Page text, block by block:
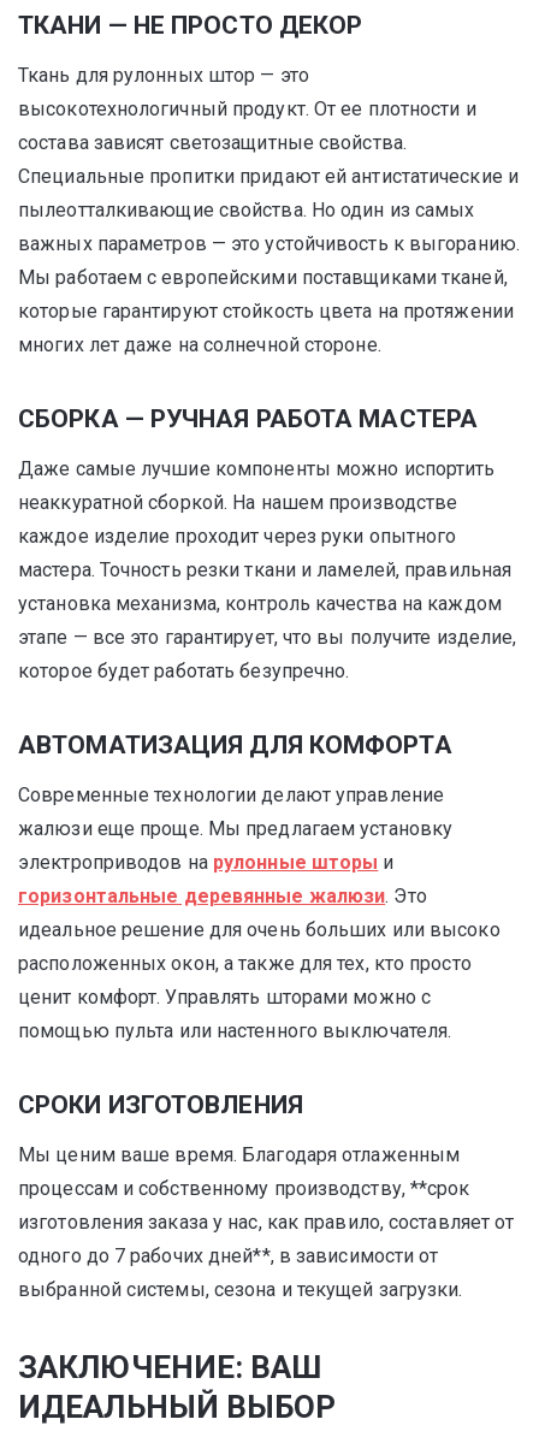
ТКАНИ — НЕ ПРОСТО ДЕКОР
Ткань для рулонных штор — это
высокотехнологичный продукт. От ее плотности и
состава зависят светозащитные свойства.
Специальные пропитки придают ей антистатические и
пылеотталкивающие свойства. Но один из самых
важных параметров — это устойчивость к выгоранию.
Мы работаем с европейскими поставщиками тканей,
которые гарантируют стойкость цвета на протяжении
многих лет даже на солнечной стороне.
СБОРКА — РУЧНАЯ РАБОТА МАСТЕРА
Даже самые лучшие компоненты можно испортить
неаккуратной сборкой. На нашем производстве
каждое изделие проходит через руки опытного
мастера. Точность резки ткани и ламелей, правильная
установка механизма, контроль качества на каждом
этапе — все это гарантирует, что вы получите изделие,
которое будет работать безупречно.
АВТОМАТИЗАЦИЯ ДЛЯ КОМФОРТА
Современные технологии делают управление
жалюзи еще проще. Мы предлагаем установку
электроприводов на рулонные шторы и
горизонтальные деревянные жалюзи. Это
идеальное решение для очень больших или высоко
расположенных окон, а также для тех, кто просто
ценит комфорт. Управлять шторами можно с
помощью пульта или настенного выключателя.
СРОКИ ИЗГОТОВЛЕНИЯ
Мы ценим ваше время. Благодаря отлаженным
процессам и собственному производству, **срок
изготовления заказа у нас, как правило, составляет от
одного до 7 рабочих дней**, в зависимости от
выбранной системы, сезона и текущей загрузки.
ЗАКЛЮЧЕНИЕ: ВАШ
ИДЕАЛЬНЫЙ ВЫБОР